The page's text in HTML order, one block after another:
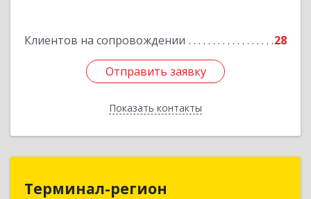
Клиентов на сопровождении 28
Отправить заявку
Показать контакты
Отправить заявку
Назад
Терминал-регион